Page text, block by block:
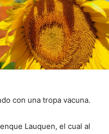
con una tropa vacuna.
Lauquen, el cual al